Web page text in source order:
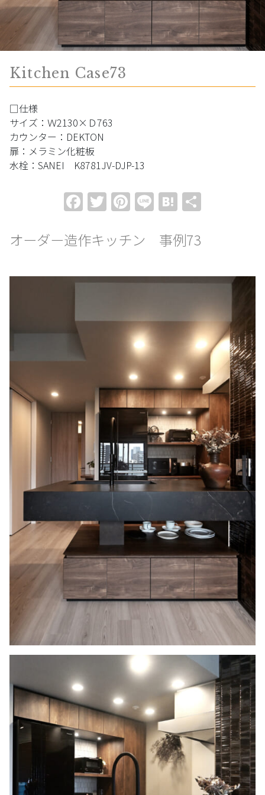
Kitchen Case73
□仕様
サイズ：Ｗ2130×Ｄ763
カウンター：DEKTON
扉：メラミン化粧板
水栓：SANEI K8781JV-DJP-13
Facebook
Twitter
Pinterest
LineHatena
オーダー造作キッチン 事例73